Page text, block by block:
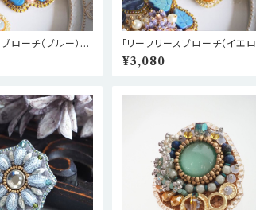
ローチ（ブルー）」
「リーフリースブローチ（イエロ
ー）」キット
¥3,080